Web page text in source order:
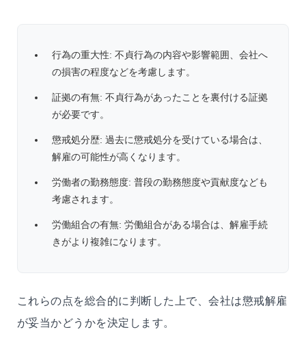
行為の重大性: 不貞行為の内容や影響範囲、会社へ
の損害の程度などを考慮します。
証拠の有無: 不貞行為があったことを裏付ける証拠
が必要です。
懲戒処分歴: 過去に懲戒処分を受けている場合は、
解雇の可能性が高くなります。
労働者の勤務態度: 普段の勤務態度や貢献度なども
考慮されます。
労働組合の有無: 労働組合がある場合は、解雇手続
きがより複雑になります。
これらの点を総合的に判断した上で、会社は懲戒解雇
が妥当かどうかを決定します。